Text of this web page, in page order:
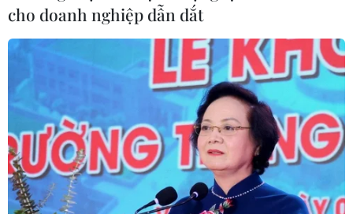
Virus H5N1 lây lan trong quần thể
chim bản địa tại Australia
UNAIDS cảnh báo nguy cơ đại dịch
HIV/AIDS bùng phát trở lại
29/07/2026 05:17
cho doanh nghiệp dẫn dắt